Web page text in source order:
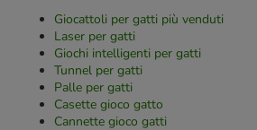
Giocattoli per gatti più venduti
Laser per gatti
Giochi intelligenti per gatti
Tunnel per gatti
Palle per gatti
Casette gioco gatto
Cannette gioco gatti